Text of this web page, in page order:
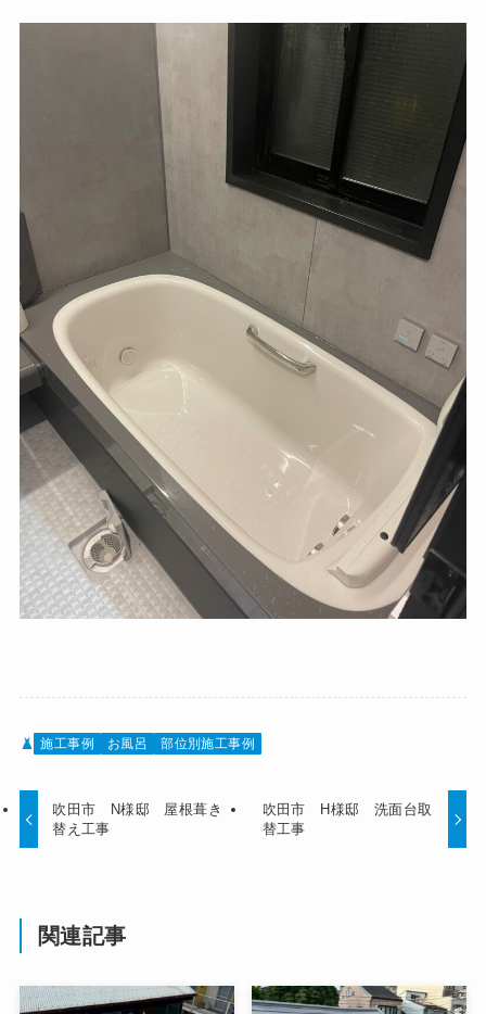
施工事例 お風呂 部位別施工事例
吹田市 N様邸 屋根葺き
替え工事
吹田市 H様邸 洗面台取
替工事
関連記事